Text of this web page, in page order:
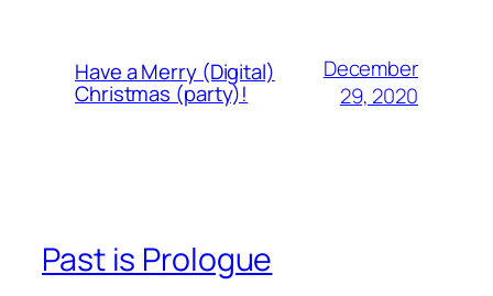
Have a Merry (Digital)
Christmas (party)!
December
29, 2020
Past is Prologue